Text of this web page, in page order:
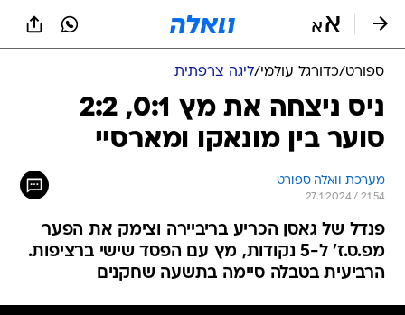
ספורט/כדורגל עולמי/ליגה צרפתית
ניס ניצחה את מץ 0:1, 2:2
סוער בין מונאקו ומארסיי
מערכת וואלה ספורט
27.1.2024 / 21:54
פנדל של גאסן הכריע בריביירה וצימק את הפער
מפ.ס.ז' ל-5 נקודות, מץ עם הפסד שישי ברציפות.
הרביעית בטבלה סיימה בתשעה שחקנים